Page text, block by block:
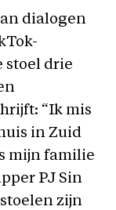
dialogen
stoel drie
“Ik mis
in Zuid
mijn familie
PJ Sin
zijn